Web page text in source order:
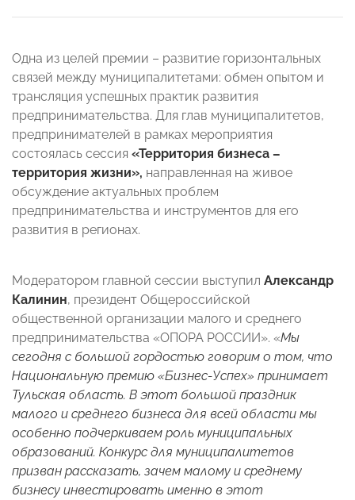
Одна из целей премии – развитие горизонтальных
связей между муниципалитетами: обмен опытом и
трансляция успешных практик развития
предпринимательства. Для глав муниципалитетов,
предпринимателей в рамках мероприятия
состоялась сессия «Территория бизнеса –
территория жизни», направленная на живое
обсуждение актуальных проблем
предпринимательства и инструментов для его
развития в регионах.
Модератором главной сессии выступил Александр
Калинин, президент Общероссийской
общественной организации малого и среднего
предпринимательства «ОПОРА РОССИИ». «Мы
сегодня с большой гордостью говорим о том, что
Национальную премию «Бизнес-Успех» принимает
Тульская область. В этот большой праздник
малого и среднего бизнеса для всей области мы
особенно подчеркиваем роль муниципальных
образований. Конкурс для муниципалитетов
призван рассказать, зачем малому и среднему
бизнесу инвестировать именно в этот